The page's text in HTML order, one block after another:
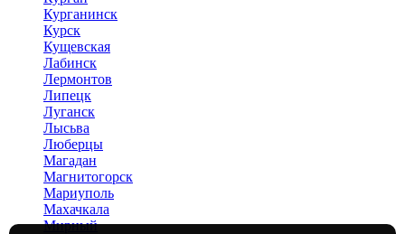
Курганинск
Курск
Кущевская
Лабинск
Лермонтов
Липецк
Луганск
Лысьва
Люберцы
Магадан
Магнитогорск
Мариуполь
Махачкала
Мирный